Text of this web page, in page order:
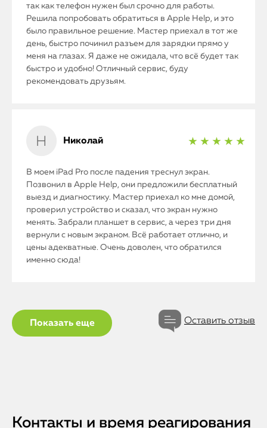
так как телефон нужен был срочно для работы.
Решила попробовать обратиться в Apple Help, и это
было правильное решение. Мастер приехал в тот же
день, быстро починил разъем для зарядки прямо у
меня на глазах. Я даже не ожидала, что всё будет так
быстро и удобно! Отличный сервис, буду
рекомендовать друзьям.
Николай ★ ★ ★ ★ ★
В моем iPad Pro после падения треснул экран.
Позвонил в Apple Help, они предложили бесплатный
выезд и диагностику. Мастер приехал ко мне домой,
проверил устройство и сказал, что экран нужно
менять. Забрали планшет в сервис, а через три дня
вернули с новым экраном. Всё работает отлично, и
цены адекватные. Очень доволен, что обратился
именно сюда!
Показать еще Оставить отзыв
Контакты и время реагирования